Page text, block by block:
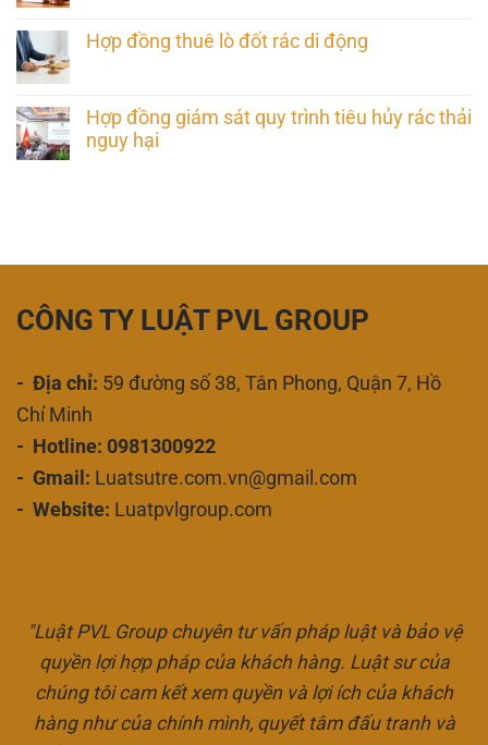
Hợp đồng thuê lò đốt rác di động
Hợp đồng giám sát quy trình tiêu hủy rác thải
nguy hại
CÔNG TY LUẬT PVL GROUP
- Địa chỉ: 59 đường số 38, Tân Phong, Quận 7, Hồ
Chí Minh
- Hotline: 0981300922
- Gmail: Luatsutre.com.vn@gmail.com
- Website: Luatpvlgroup.com
"Luật PVL Group chuyên tư vấn pháp luật và bảo vệ
quyền lợi hợp pháp của khách hàng. Luật sư của
chúng tôi cam kết xem quyền và lợi ích của khách
hàng như của chính mình, quyết tâm đấu tranh và